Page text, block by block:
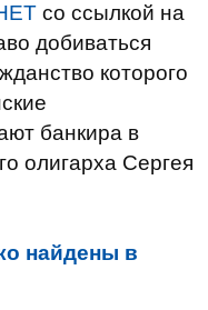
со ссылкой на
добиваться
которого
банкира в
олигарха Сергея
найдены в